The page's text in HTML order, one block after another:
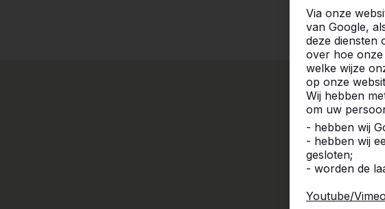
Via onze
van Google,
deze diensten
over hoe
welke wijze
op onze
Wij hebben
om uw
- hebben wij
- hebben wij
gesloten;
- worden de
Youtube/